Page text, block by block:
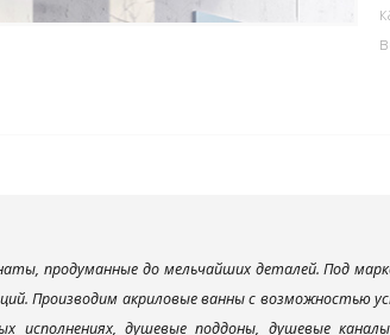
продуманные до мельчайших деталей. Под
Производим акриловые ванны с возможностью
исполнениях, душевые поддоны, душевые